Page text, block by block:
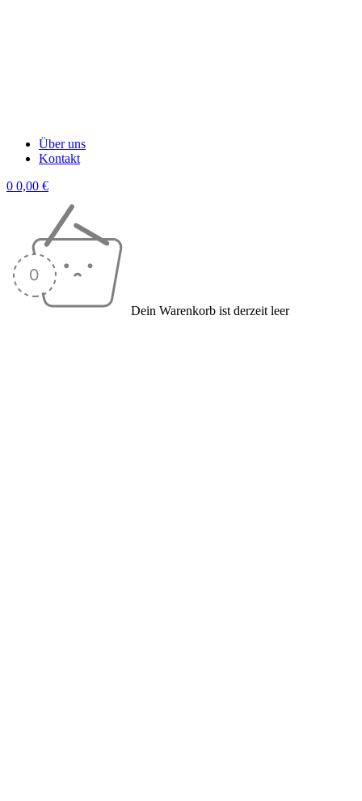
Über uns
Kontakt
0 0,00 €
Dein Warenkorb ist derzeit leer